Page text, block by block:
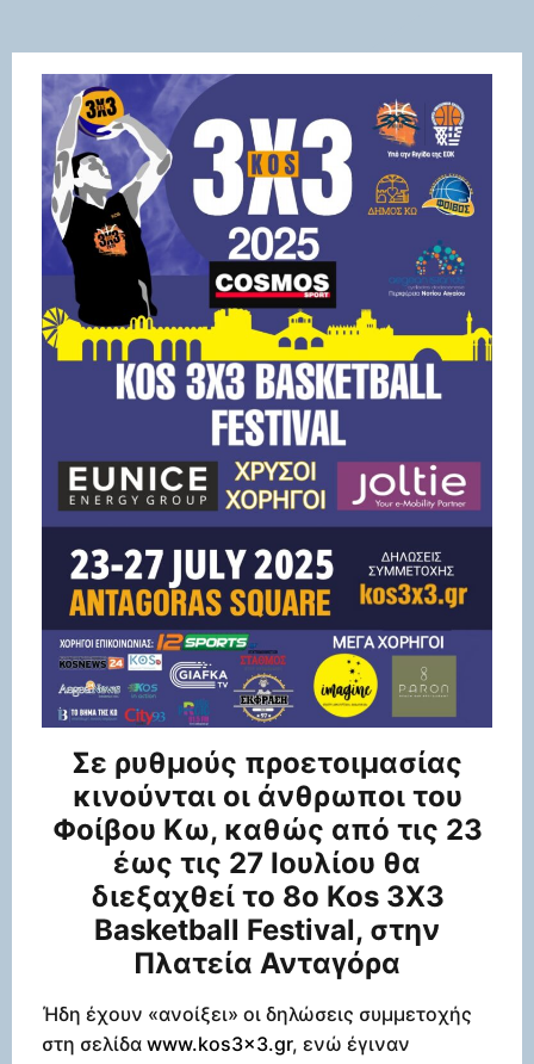
Σε ρυθμούς προετοιμασίας
κινούνται οι άνθρωποι του
Φοίβου Κω, καθώς από τις 23
έως τις 27 Ιουλίου θα
διεξαχθεί το 8ο Kos 3X3
Basketball Festival, στην
Πλατεία Ανταγόρα
Ήδη έχουν «ανοίξει» οι δηλώσεις συμμετοχής
στη σελίδα www.kos3x3.gr, ενώ έγιναν